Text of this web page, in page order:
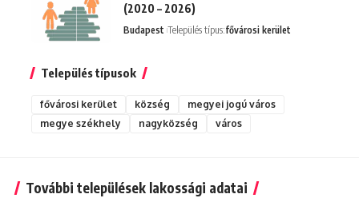
(2020 – 2026)
Budapest Település típus:fővárosi kerület
Település típusok
fővárosi kerület község
megyei jogú város
megye székhely
nagyközség város
További települések lakossági adatai